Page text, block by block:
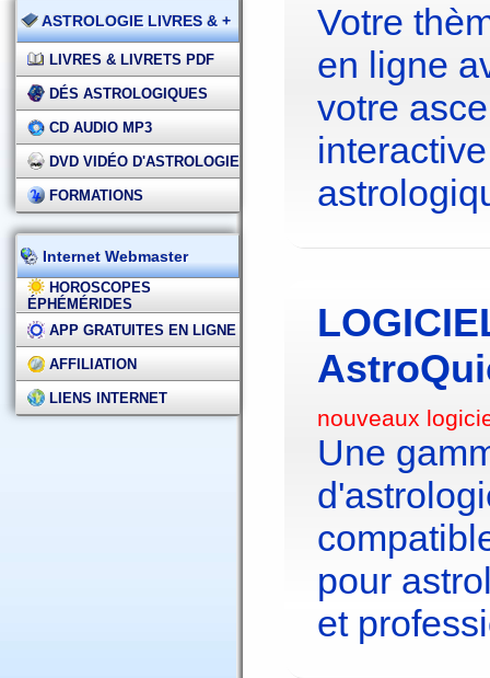
ASTROLOGIE LIVRES & +
LIVRES & LIVRETS PDF
DÉS ASTROLOGIQUES
CD AUDIO MP3
DVD VIDÉO D'ASTROLOGIE
FORMATIONS
Internet Webmaster
HOROSCOPES
ÉPHÉMÉRIDES
APP GRATUITES EN LIGNE
AFFILIATION
LIENS INTERNET
Votre
en ligne
votre
nouveaux
Une
pour
et